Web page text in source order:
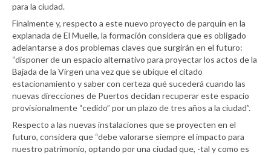
para la ciudad.
Finalmente y, respecto a este nuevo proyecto de parquin en la
explanada de El Muelle, la formación considera que es obligado
adelantarse a dos problemas claves que surgirán en el futuro:
“disponer de un espacio alternativo para proyectar los actos de la
Bajada de la Virgen una vez que se ubique el citado
estacionamiento y saber con certeza qué sucederá cuando las
nuevas direcciones de Puertos decidan recuperar este espacio
provisionalmente “cedido” por un plazo de tres años a la ciudad”.
Respecto a las nuevas instalaciones que se proyecten en el
futuro, considera que “debe valorarse siempre el impacto para
nuestro patrimonio, optando por una ciudad que, -tal y como es